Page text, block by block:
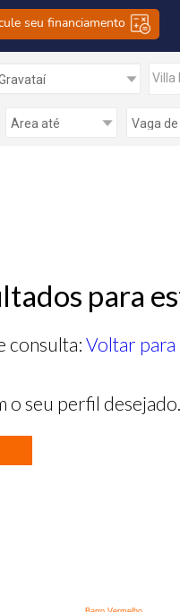
seu financiamento
Villa
para
consulta: Voltar para
o seu perfil desejado.